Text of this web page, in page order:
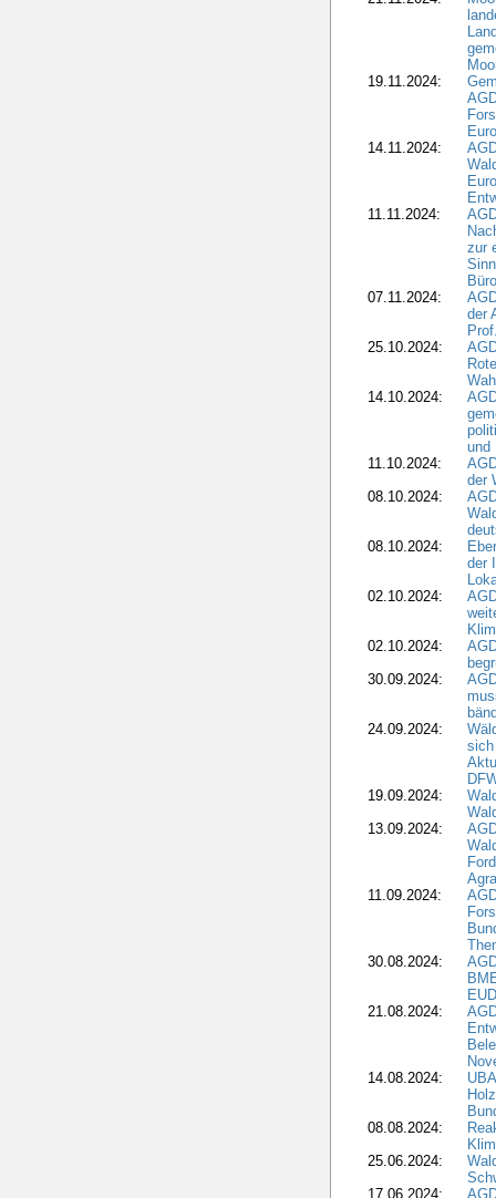
19.11.2024:
14.11.2024:
11.11.2024:
zur
07.11.2024:
der
25.10.2024:
14.10.2024:
und
11.10.2024:
der
08.10.2024:
08.10.2024:
der
02.10.2024:
02.10.2024:
30.09.2024:
24.09.2024:
sich
19.09.2024:
13.09.2024:
11.09.2024:
30.08.2024:
21.08.2024:
14.08.2024:
08.08.2024:
25.06.2024:
17.06.2024: